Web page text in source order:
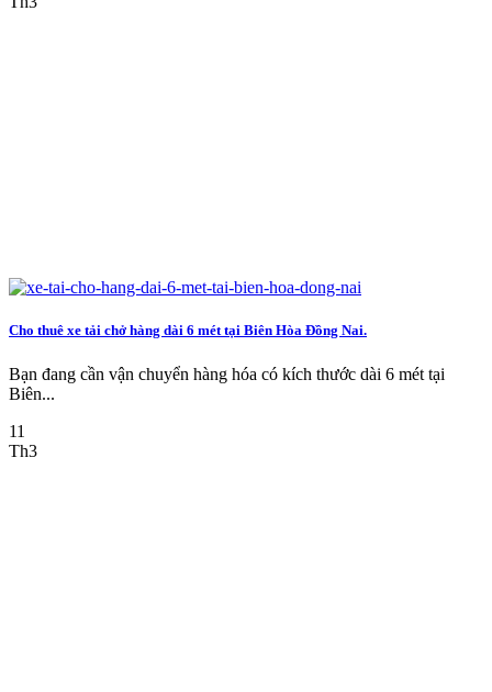
Cho thuê xe tải chở hàng dài 6 mét tại Biên Hòa Đồng Nai.
Bạn đang cần vận chuyển hàng hóa có kích thước dài 6 mét tại
Biên...
11
Th3